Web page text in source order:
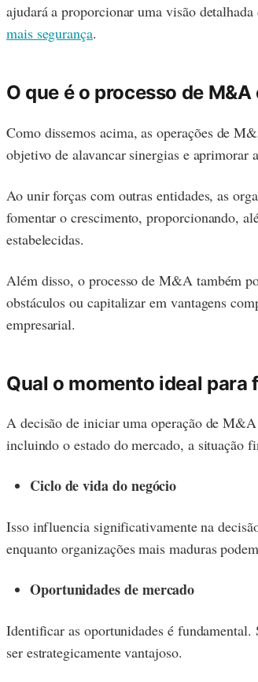
ajudará a proporcionar uma visão
mais segurança.
O que é o processo de
Como dissemos acima, as operações de
objetivo de alavancar sinergias e aprimorar
Ao unir forças com outras entidades, as
fomentar o crescimento, proporcionando,
estabelecidas.
Além disso, o processo de M&A também
obstáculos ou capitalizar em vantagens
empresarial.
Qual o momento ideal para
A decisão de iniciar uma operação de
incluindo o estado do mercado, a situação
Ciclo de vida do negócio
Isso influencia significativamente na
enquanto organizações mais maduras
Oportunidades de mercado
Identificar as oportunidades é fundamental.
ser estrategicamente vantajoso.